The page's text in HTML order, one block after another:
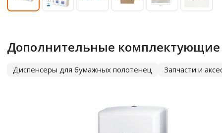
Дополнительные комплектующие
Диспенсеры для бумажных полотенец Запчасти и